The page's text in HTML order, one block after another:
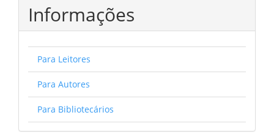
Informações
Para Leitores
Para Autores
Para Bibliotecários